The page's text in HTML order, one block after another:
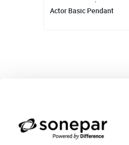
Actor Basic Pendant
Felanmälan
Returer
Beställa PDF fakturor